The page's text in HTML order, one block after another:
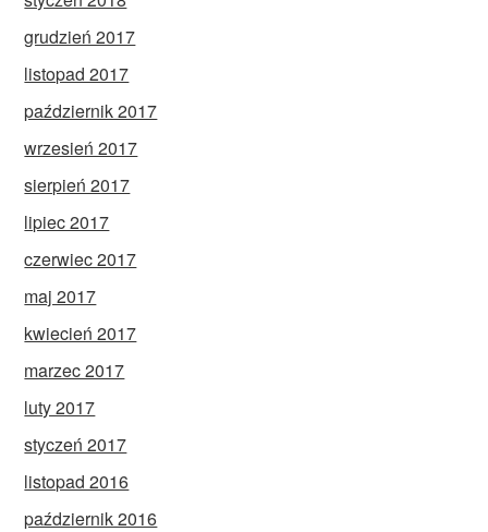
grudzień 2017
listopad 2017
październik 2017
wrzesień 2017
sierpień 2017
lipiec 2017
czerwiec 2017
maj 2017
kwiecień 2017
marzec 2017
luty 2017
styczeń 2017
listopad 2016
październik 2016